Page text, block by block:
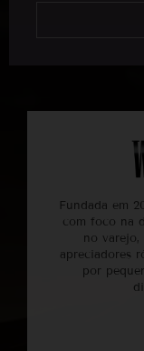
Fundada em
com foco na
no
apreciadores
por